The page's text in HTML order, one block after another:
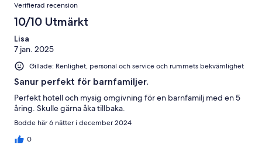
Verifierad recension
10/10 Utmärkt
Lisa
7 jan. 2025
Gillade: Renlighet, personal och service och rummets bekvämlighet
Sanur perfekt för barnfamiljer.
Perfekt hotell och mysig omgivning för en barnfamilj med en 5
åring. Skulle gärna åka tillbaka.
Bodde här 6 nätter i december 2024
0